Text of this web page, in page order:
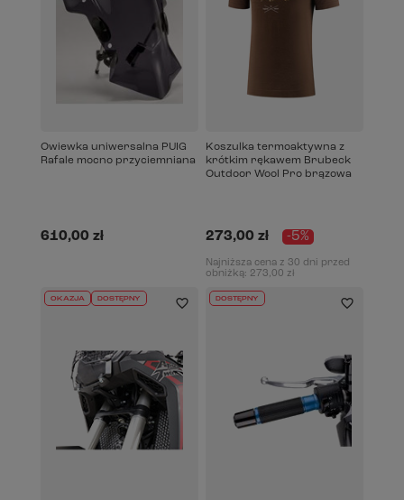
Owiewka uniwersalna PUIG
Rafale mocno przyciemniana
610,00 zł
Koszulka termoaktywna z
krótkim rękawem Brubeck
Outdoor Wool Pro brązowa
273,00 zł -5%
Najniższa cena z 30 dni przed
obniżką: 273,00 zł
OKAZJA DOSTĘPNY DOSTĘPNY